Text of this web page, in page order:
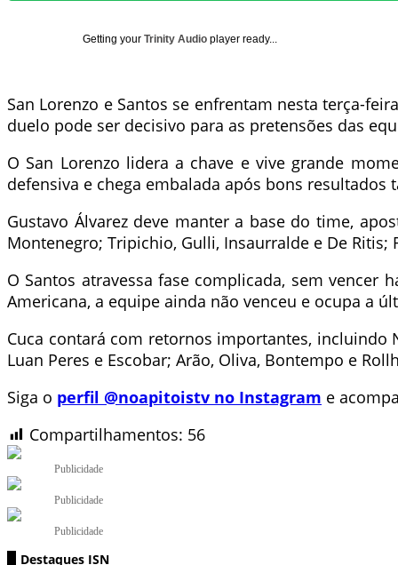
Getting your Trinity Audio player ready...
San Lorenzo e Santos se enfrentam nesta terça-
duelo pode ser decisivo para as pretensões das
O San Lorenzo lidera a chave e vive grande
defensiva e chega embalada após bons
Gustavo Álvarez deve manter a base do time,
Montenegro; Tripichio, Gulli, Insaurralde e De Ritis;
O Santos atravessa fase complicada, sem
Americana, a equipe ainda não venceu e ocupa a
Cuca contará com retornos importantes, incluindo
Luan Peres e Escobar; Arão, Oliva, Bontempo e
Siga o perfil @noapitoistv no Instagram e
Compartilhamentos: 56
Publicidade
Publicidade
Publicidade
Destaques ISN